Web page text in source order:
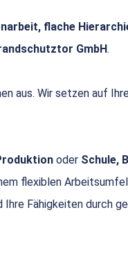
flache
GmbH.
aus. Wir setzen auf
oder Schule,
flexiblen
Fähigkeiten durch